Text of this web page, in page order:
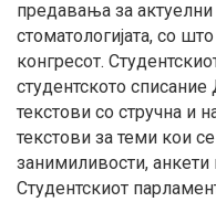
предавања за
стоматологијата, со
конгресот.
студентското
текстови со стручна и
текстови за теми кои
занимиливости,
Студентскиот